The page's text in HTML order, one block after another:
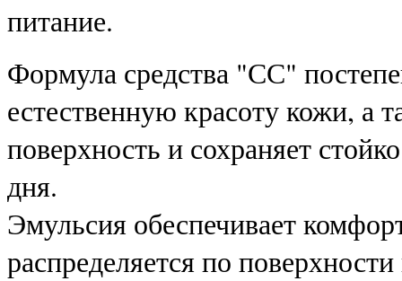
питание.
Формула средства "СС"
естественную красоту кожи, а
поверхность и сохраняет
дня.
Эмульсия обеспечивает
распределяется по